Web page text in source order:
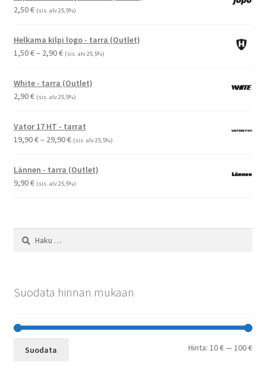
2,50€ (sis. alv 25,5%)
Helkama kilpi logo - tarra (Outlet)
1,50€– 2,90€Hintaluokka:
-
2,90 €
(sis. alv 25,5%)
White - tarra (Outlet)
2,90€ (sis. alv 25,5%)
Vator 17 HT - tarrat
19,90€– 29,90€Hintaluokka:
-
29,90 €
(sis. alv 25,5%)
Lännen - tarra (Outlet)
9,90€ (sis. alv 25,5%)
Haku:
Suodata hinnan mukaan
Suodata Hinta:10 €—100 €